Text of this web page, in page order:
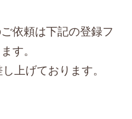
依頼は下記の登録フ
す。
上げております。